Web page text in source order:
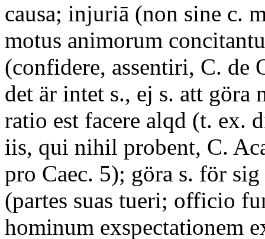
causa; injuriā (non sine c.
motus animorum
(confidere, assentiri, C. de
det är intet s., ej s. att göra
ratio est facere alqd (t. ex.
iis, qui nihil probent, C.
pro Caec. 5); göra s. för sig
(partes suas tueri; officio
hominum exspectationem